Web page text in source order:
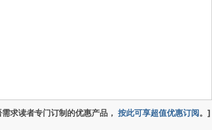
求读者专门订制的优惠产品， 按此可享超值优惠订阅。]